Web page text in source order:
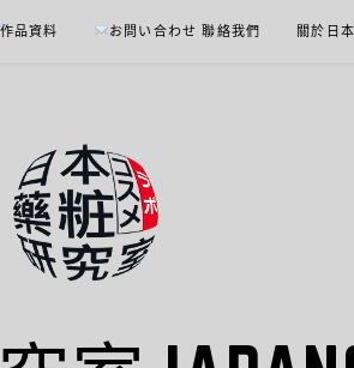
作品資料 お問い合わせ 聯絡我們 關於日